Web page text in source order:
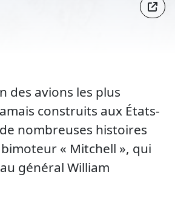
des avions les plus
construits aux États-
nombreuses histoires
« Mitchell », qui
général William